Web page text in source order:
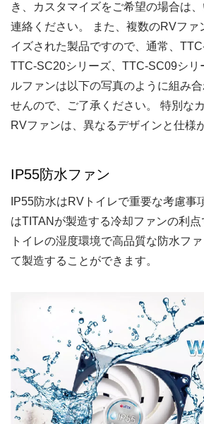
き、カスタマイズをご希望の場合は
連絡ください。 また、複数のRVファ
イズされた製品ですので、通常、
TTC-SC20シリーズ、TTC-SC09シリ
ルファンは以下の写真のように組み
せんので、ご了承ください。 特別な
RVファンは、異なるデザインと仕様
IP55防水ファン
IP55防水はRVトイレで重要な考慮事
はTITANが製造する冷却ファンの利
トイレの湿度環境で高品質な防水フ
て製造することができます。